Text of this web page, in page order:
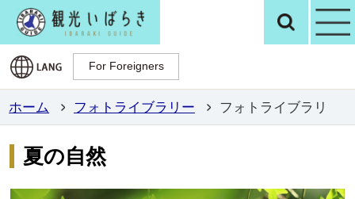
観光いばらき検
For Foreigners
For Foreigners
ホーム フォトライブラリー フォトライブラリ
夏の自然